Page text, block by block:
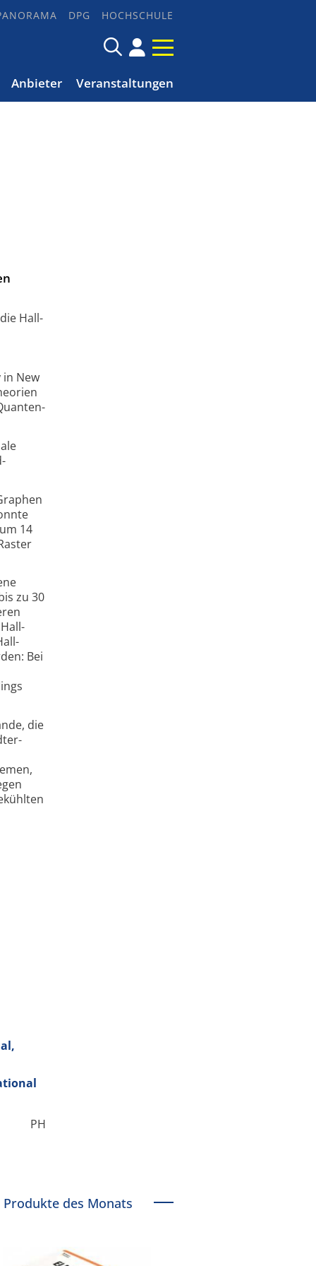
DPG HOCHSCHULE
Anbieter Veranstaltungen
Hall-
New
14
zu 30
Bei
die
PH
Produkte des Monats